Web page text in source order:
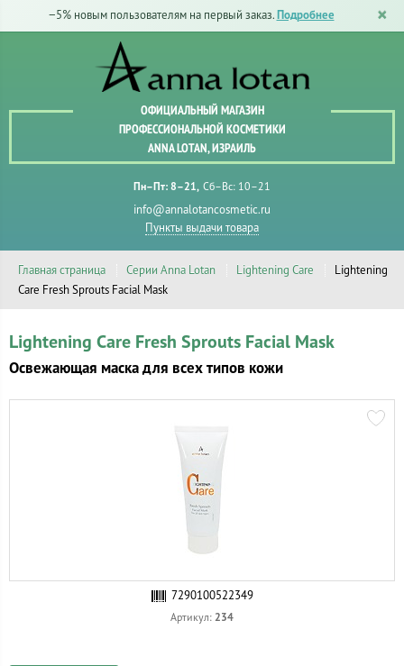
−5% новым пользователям на первый заказ. Подробнее
ОФИЦИАЛЬНЫЙ МАГАЗИН
ПРОФЕССИОНАЛЬНОЙ КОСМЕТИКИ
ANNA LOTAN, ИЗРАИЛЬ
Пн–Пт: 8–21 Сб–Вс: 10–21
info@annalotancosmetic.ru
Пункты выдачи товара
Главная страница Серии Anna Lotan Lightening Care
Lightening
Care Fresh Sprouts Facial Mask
Lightening Care Fresh Sprouts Facial Mask
Освежающая маска для всех типов кожи
7290100522349
Артикул: 234